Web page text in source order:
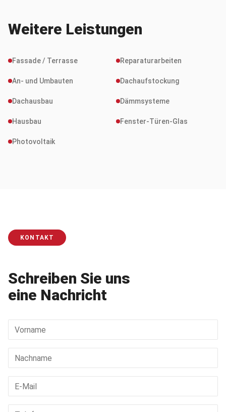
Weitere Leistungen
Fassade / Terrasse Reparaturarbeiten
An- und Umbauten Dachaufstockung
Dachausbau Dämmsysteme
Hausbau Fenster-Türen-Glas
Photovoltaik
KONTAKT
Schreiben Sie uns
eine Nachricht